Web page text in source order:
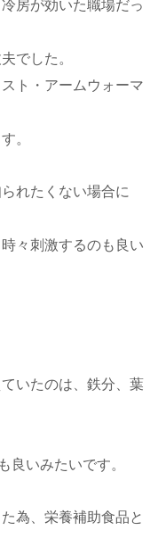
房が効いた職場だっ
でした。
ト・アームウォーマ
。
れたくない場合に
々刺激するのも良い
いたのは、鉄分、葉
良いみたいです。
為、栄養補助食品と